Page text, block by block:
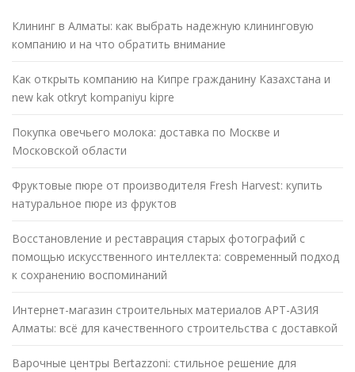
Клининг в Алматы: как выбрать надежную клининговую
компанию и на что обратить внимание
Как открыть компанию на Кипре гражданину Казахстана и
new kak otkryt kompaniyu kipre
Покупка овечьего молока: доставка по Москве и
Московской области
Фруктовые пюре от производителя Fresh Harvest: купить
натуральное пюре из фруктов
Восстановление и реставрация старых фотографий с
помощью искусственного интеллекта: современный подход
к сохранению воспоминаний
Интернет-магазин строительных материалов АРТ-АЗИЯ
Алматы: всё для качественного строительства с доставкой
Варочные центры Bertazzoni: стильное решение для